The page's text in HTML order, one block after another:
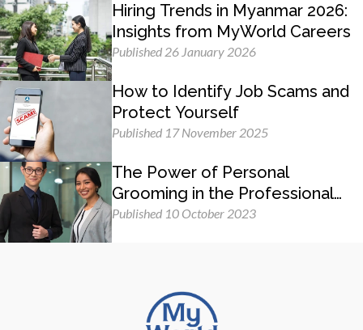
Hiring Trends in Myanmar 2026:
Insights from MyWorld Careers
Published 26 January 2026
How to Identify Job Scams and
Protect Yourself
Published 17 November 2025
The Power of Personal
Grooming in the Professional
Workplace
Published 10 October 2023